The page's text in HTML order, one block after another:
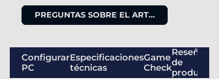
PREGUNTAS SOBRE EL ARTÍCULO
Configurar
PC
Especificaciones
técnicas
Game
Check
Reseñas
de
productos